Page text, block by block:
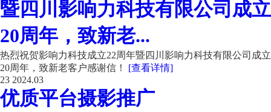
暨四川影响力科技有限公司成立
20周年，致新老...
热烈祝贺影响力科技成立22周年暨四川影响力科技有限公司成立
20周年，致新老客户感谢信！ [查看详情]
23 2024.03
优质平台摄影推广